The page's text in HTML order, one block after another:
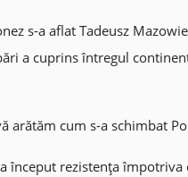
s-a aflat Tadeusz
a cuprins întregul
arătăm cum s-a schimbat
început rezistența